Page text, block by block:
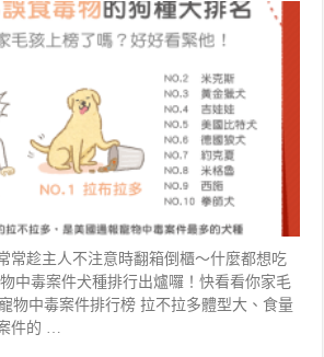
常趁主人不注意時翻箱倒櫃～什麼都想吃
中毒案件犬種排行出爐囉！快看看你家毛
物中毒案件排行榜 拉不拉多體型大、食量
件的 …